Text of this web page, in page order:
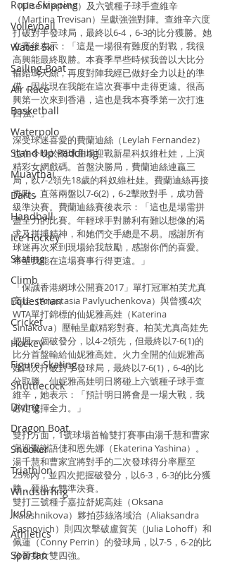
Rope Skipping
Volleyball
Water Ski
Sailing Boat
Air Race
Basketball
Waterpolo
Stand Up Paddling
Muaythai
Darts
Handball
Ice Hockey
Skating
Climb
Equestrian
Cricket
Hockey
Figure Skating
Shuttlecock
Diving
Dragon Boat
Snooker
Triathlon
Windsurfing
Judo
Athletics
Spartan
（Elise Mertens）及六號種子球手查維辛
（Martina Trevisan）呈獻強強對陣。查維辛六度
打破對手發球局，最終以6-4，6-3的比分獲勝。她
在賽後表示：「這是一場很有難度的對戰，我很
高興能最終取勝。本賽季早些時候我曾以大比分
輸給瑪天絲，再度對陣我經已做好全力以赴的準
備，因此現在我能在這次賽事中走得更遠。很高
興第一次來到香港，這也是我本賽季第一次打進
四強。」
深受球迷喜愛的費蘭迪絲（Leylah Fernandez）
也在今晚於網球主場迎戰新星科奴維杜娃，上演
精彩女網戲碼。首盤決勝局，費蘭迪絲連贏三
局，以7-2領先18歲的科奴維杜娃。費蘭迪絲再接
再勵，直落兩盤以7-6(2)，6-2擊敗對手，成功晉
級準決賽。費蘭迪絲賽後表示：「這也是場需拼
盡全力的比賽。年輕球手對勝利有難以想像的渴
求及拼搏精神，和她們交手總是不易。感謝所有
球迷再次來到現場給我鼓勵，感謝你們的喜愛。
希望我能在這場賽事行得更遠。」
「保誠香港網球公開賽2017」單打冠軍柏芙尤真
高娃（Anastasia Pavlyuchenkova）與曾獲4次
WTA單打錦標的仙妮雅高娃（Katerina
Siniakova）壓軸呈獻精彩對賽。柏芙尤真高娃先
把握一個破發分，以4-2領先，但最終以7-6(1)的
比分首盤輸給仙妮雅高娃。火力全開的仙妮雅高
娃四次打破對手發球局，最終以7-6(1)，6-4的比
分取勝。仙妮雅高娃明日將碰上六號種子球手查
維辛，她表示：「預計明日將會是一場大戰，我
必定發揮全力。」
雙打方面，1號球場首輪雙打賽事由湯千慧和曹家
宜迎戰謝語倢和恩先娜（Ekaterina Yashina）。
湯千慧和曹家宜將對手的二次發球得分率壓至
25%內，並四次把握破發分，以6-3，6-3的比分獲
勝，晉級女雙準決賽。
雙打三號種子嘉拉舒妮高娃（Oksana
Kalashnikova）夥拍莎絲洛域治（Aliaksandra
Sasnovich）則四次擊破盧賀芙（Julia Lohoff）和
佩蓮（Conny Perrin）的發球局，以7-5，6-2的比
分晉身女雙四強。